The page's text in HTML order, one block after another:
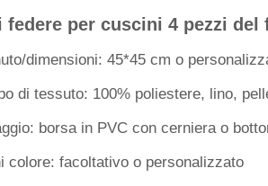
federe per cuscini 4 pezzi
dimensioni: 45*45 cm o
di tessuto: 100% poliestere, lino,
borsa in PVC con cerniera o
colore: facoltativo o personalizzato